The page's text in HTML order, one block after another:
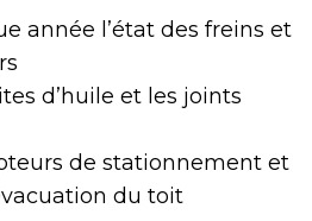
année l’état des freins et
d’huile et les joints
de stationnement et
du toit